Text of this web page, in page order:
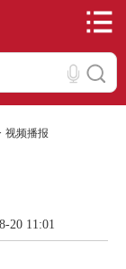
视频播报
20 11:01